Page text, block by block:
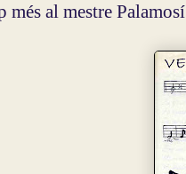
més al mestre Palamosí